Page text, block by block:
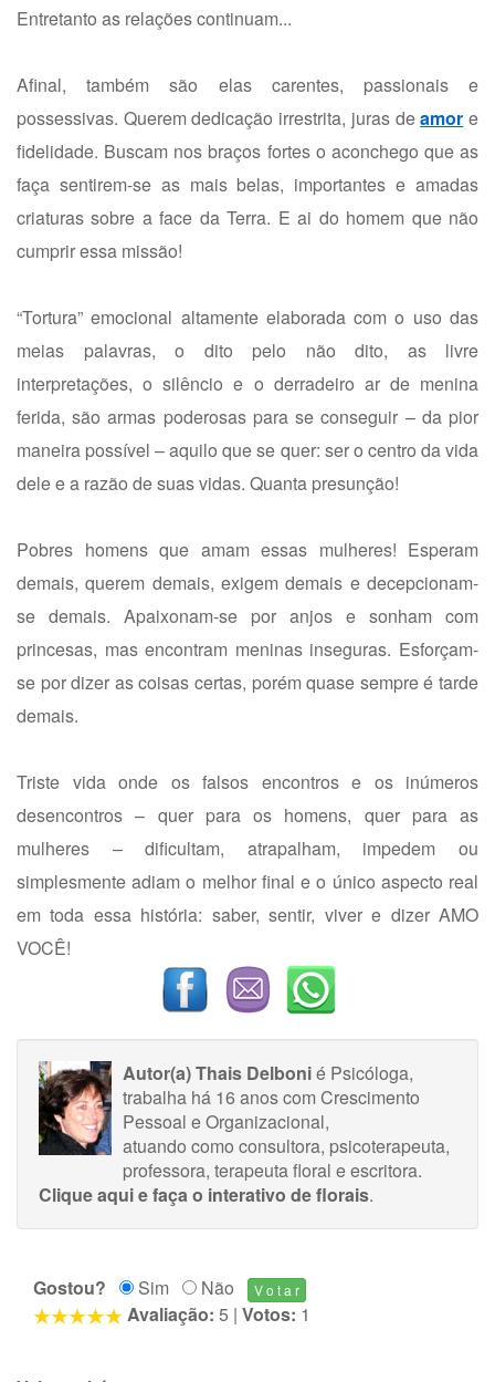
Entretanto as relações continuam...
Afinal, também são elas carentes, passionais e
possessivas. Querem dedicação irrestrita, juras deamor e
fidelidade. Buscam nos braços fortes o aconchego que as
faça sentirem-se as mais belas, importantes e amadas
criaturas sobre a face da Terra. E ai do homem que não
cumprir essa missão!
“Tortura” emocional altamente elaborada com o uso das
meias palavras, o dito pelo não dito, as livre
interpretações, o silêncio e o derradeiro ar de menina
ferida, são armas poderosas para se conseguir – da pior
maneira possível – aquilo que se quer: ser o centro da vida
dele e a razão de suas vidas. Quanta presunção!
Pobres homens que amam essas mulheres! Esperam
demais, querem demais, exigem demais e decepcionam-
se demais. Apaixonam-se por anjos e sonham com
princesas, mas encontram meninas inseguras. Esforçam-
se por dizer as coisas certas, porém quase sempre é tarde
demais.
Triste vida onde os falsos encontros e os inúmeros
desencontros – quer para os homens, quer para as
mulheres – dificultam, atrapalham, impedem ou
simplesmente adiam o melhor final e o único aspecto real
em toda essa história: saber, sentir, viver e dizer AMO
VOCÊ!
Autor(a) Thais Delbonié Psicóloga,
trabalha há 16 anos com Crescimento
Pessoal e Organizacional,
atuando como consultora, psicoterapeuta,
professora, terapeuta floral e escritora.
Clique aqui e faça o interativo de florais.
Gostou? Sim
Não
Avaliação: 5 | Votos: 1